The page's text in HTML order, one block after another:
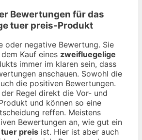
Bewertungen für das
tuer preis-Produkt
oder negative Bewertung. Sie
Kauf eines zweifluegelige
immer im klaren sein, dass
anschauen. Sowohl die
die positiven Bewertungen.
der Regel direkt die Vor- und
und können so eine
reffen. Meistens
Bewertungen an, wie gut ein
preis ist. Hier ist aber auch